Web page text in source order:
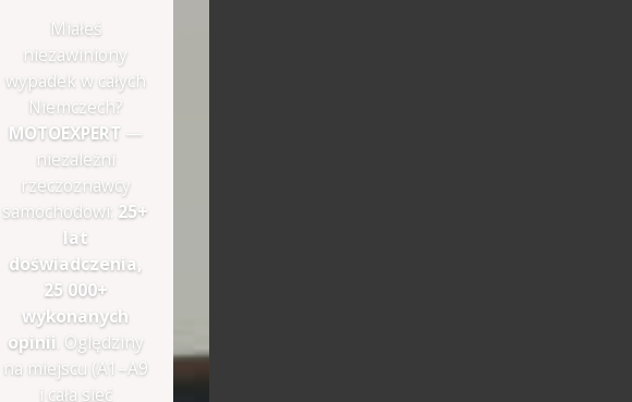
Miałeś
niezawiniony
wypadek w całych
Niemczech?
MOTOEXPERT —
niezależni
rzeczoznawcy
samochodowi: 25+
lat
doświadczenia,
25 000+
wykonanych
opinii . Oględziny
na miejscu (A1–A9
i cała sieć